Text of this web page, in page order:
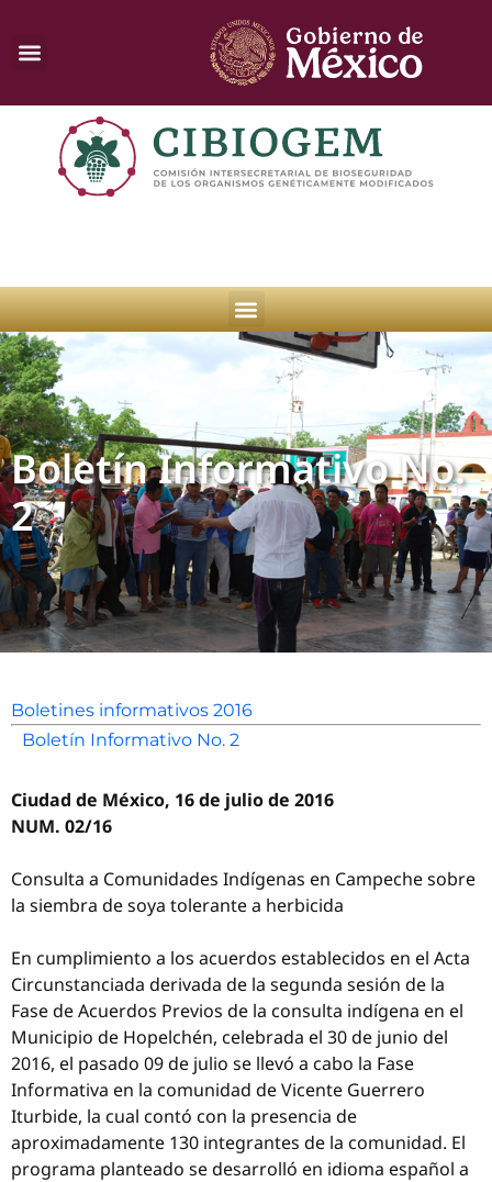
Boletín Informativo No.
2
Boletines informativos 2016
Boletín Informativo No. 2
Ciudad de México, 16 de julio de 2016
NUM. 02/16
Consulta a Comunidades Indígenas en Campeche sobre
la siembra de soya tolerante a herbicida
En cumplimiento a los acuerdos establecidos en el Acta
Circunstanciada derivada de la segunda sesión de la
Fase de Acuerdos Previos de la consulta indígena en el
Municipio de Hopelchén, celebrada el 30 de junio del
2016, el pasado 09 de julio se llevó a cabo la Fase
Informativa en la comunidad de Vicente Guerrero
Iturbide, la cual contó con la presencia de
aproximadamente 130 integrantes de la comunidad. El
programa planteado se desarrolló en idioma español a